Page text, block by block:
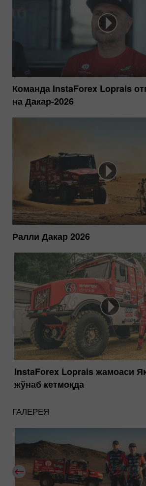
Команда InstaForex Loprais
на Дакар-2026
Ралли Дакар 2026
InstaForex Loprais жамоаси
жўнаб кетмоқда
ГАЛЕРЕЯ